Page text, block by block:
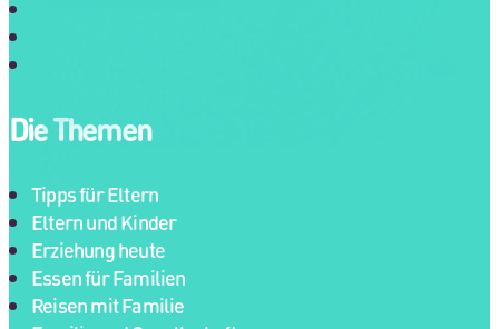
Die Themen
Tipps für Eltern
Eltern und Kinder
Erziehung heute
Essen für Familien
Reisen mit Familie